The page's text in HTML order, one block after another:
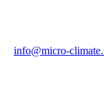
info@micro-